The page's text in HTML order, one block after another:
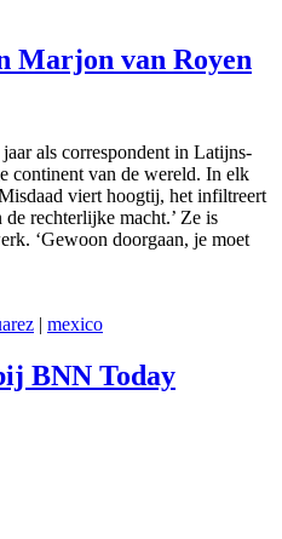
Marjon van Royen
als correspondent in Latijns-
continent van de wereld. In elk
viert hoogtij, het infiltreert
rechterlijke macht.’ Ze is
‘Gewoon doorgaan, je moet
| mexico
BNN Today